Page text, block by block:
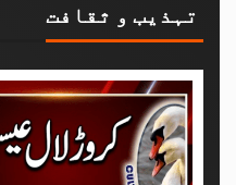
تہذیب و ثقافت